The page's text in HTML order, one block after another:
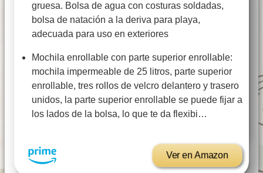
gruesa. Bolsa de agua con costuras soldadas,
bolsa de natación a la deriva para playa,
adecuada para uso en exteriores
Mochila enrollable con parte superior enrollable:
mochila impermeable de 25 litros, parte superior
enrollable, tres rollos de velcro delantero y trasero
unidos, la parte superior enrollable se puede fijar a
los lados de la bolsa, lo que te da flexibi…
Ver en Amazon